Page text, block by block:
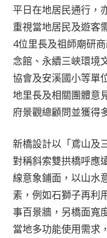
平日在地居民通行，
重視當地居民及遊客
4位里長及祖師廟研
念館、永續三峽環境
協會及安溪國小等單
地里長及相關團體意
府景觀總顧問並獲得
新橋設計以「鳶山及
對稱斜索雙拱橋呼應
線意象鋪面，以山水
素，例如石獅子再利
事百景牆，另橋面寬
當地多功能使用需求